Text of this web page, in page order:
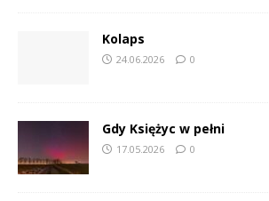
Kolaps
24.06.2026 0
Gdy Księżyc w pełni
17.05.2026 0